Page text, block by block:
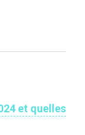
et quelles